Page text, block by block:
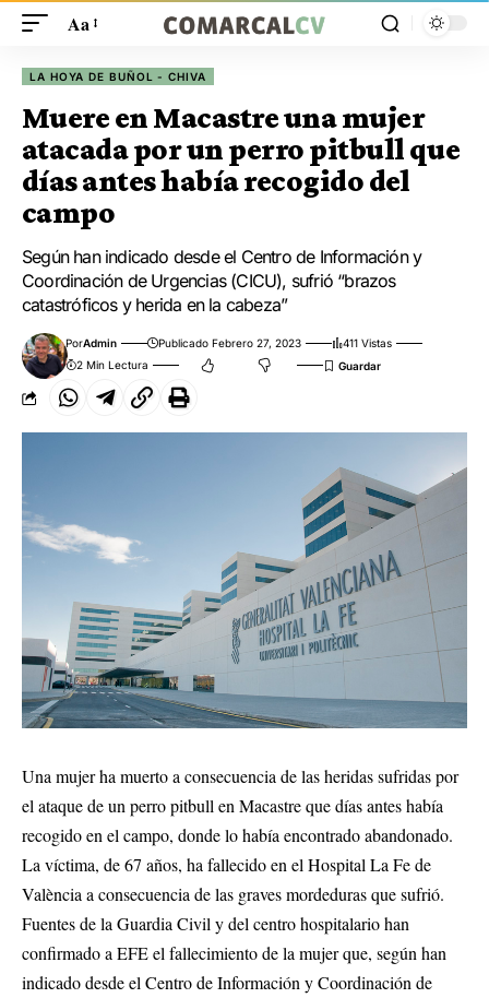
Aa
LA HOYA DE BUÑOL - CHIVA
Muere en Macastre una mujer
atacada por un perro pitbull que
días antes había recogido del
campo
Según han indicado desde el Centro de Información y
Coordinación de Urgencias (CICU), sufrió “brazos
catastróficos y herida en la cabeza”
PorAdmin Publicado Febrero 27, 2023
411 Vistas
2 Min Lectura
Una mujer ha muerto a consecuencia de las heridas sufridas por
el ataque de un perro pitbull en Macastre que días antes había
recogido en el campo, donde lo había encontrado abandonado.
La víctima, de 67 años, ha fallecido en el Hospital La Fe de
València a consecuencia de las graves mordeduras que sufrió.
Fuentes de la Guardia Civil y del centro hospitalario han
confirmado a EFE el fallecimiento de la mujer que, según han
indicado desde el Centro de Información y Coordinación de